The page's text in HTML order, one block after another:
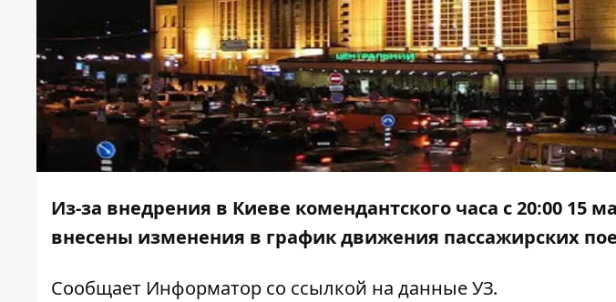
Из-за внедрения в Киеве комендантского часа с 20:00 15
внесены изменения в график движения пассажирских
Сообщает Информатор со ссылкой на данные УЗ.